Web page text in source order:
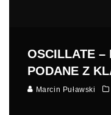
OSCILLATE –
PODANE Z
Marcin Puławski